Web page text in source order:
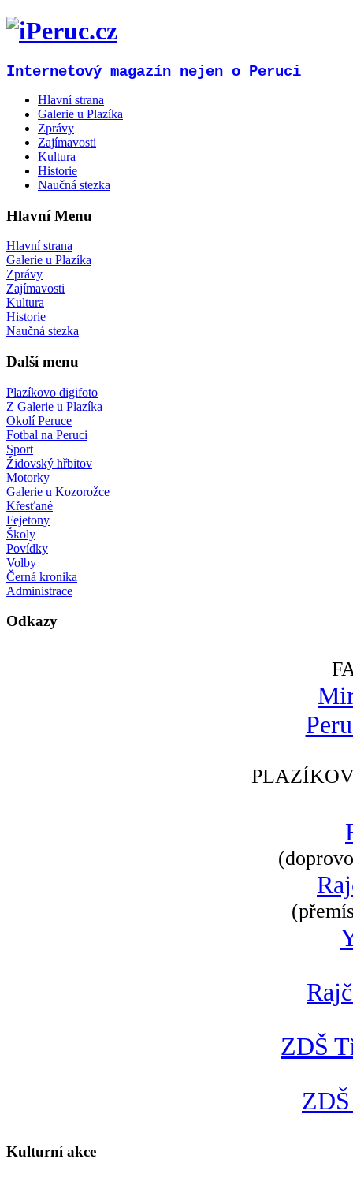
Internetový magazín nejen o Peruci
Hlavní strana
Galerie u Plazíka
Zprávy
Zajímavosti
Kultura
Historie
Naučná stezka
Hlavní Menu
Hlavní strana
Galerie u Plazíka
Zprávy
Zajímavosti
Kultura
Historie
Naučná stezka
Další menu
Plazíkovo digifoto
Z Galerie u Plazíka
Okolí Peruce
Fotbal na Peruci
Sport
Židovský hřbitov
Motorky
Galerie u Kozorožce
Křesťané
Fejetony
Školy
Povídky
Volby
Černá kronika
Administrace
Odkazy
ZDŠ
Kulturní akce